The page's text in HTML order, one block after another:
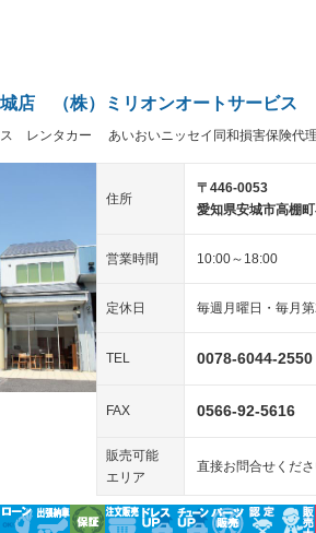
100V電源 － クリーンディーゼル
ヤー接続可
革シート － ハーフレザーシート
HID(キセノンライト) － ポータブルナビ
スマートキー
3列シート
チップアップシート オットマン
ウォークスルー 後席モニター
シートエアコン
エアサスペンション
店 （株）ミリオンオートサービス
レンタカー あいおいニッセイ同和損害保険代
住所
〒446-0053
愛知県安城市高棚
営業時間 10:00～18:00
定休日 毎週月曜日・毎月
TEL 0078-6044-2550
FAX 0566-92-5616
販売可能
エリア
直接お問合せくだ